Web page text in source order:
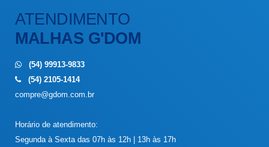
ATENDIMENTO
MALHAS G'DOM
(54) 99913-9833
(54) 2105-1414
compre@gdom.com.br
Horário de atendimento:
Segunda à Sexta das 07h às 12h | 13h às 17h